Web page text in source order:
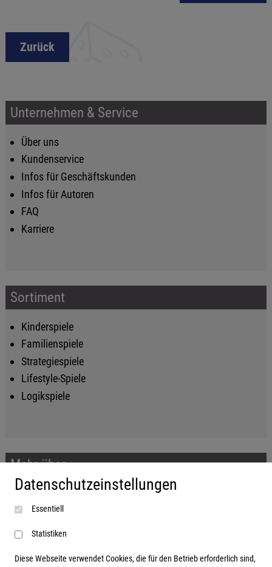
Zurück
Unternehmen & Service
Über uns
Kundenservice
Infos für Geschäftskunden
Infos für Autoren
FAQ
Karriere
Sortiment
Kinderspiele
Familienspiele
Strategiespiele
Lifestyle-Spiele
Logikspiele
Mehr über...
Impressum
AGB
Datenschutzerklärung
Datenschutzeinstellungen
Essentiell
Statistiken
Diese Webseite verwendet Cookies, die für den Betrieb erforderlich sind,